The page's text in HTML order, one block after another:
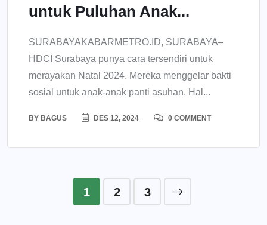
untuk Puluhan Anak...
SURABAYAKABARMETRO.ID, SURABAYA–
HDCI Surabaya punya cara tersendiri untuk
merayakan Natal 2024. Mereka menggelar bakti
sosial untuk anak-anak panti asuhan. Hal...
BY BAGUS DES 12, 2024 0 COMMENT
1 2 3